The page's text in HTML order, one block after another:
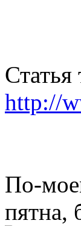
Статья
http://
По-
пятна,